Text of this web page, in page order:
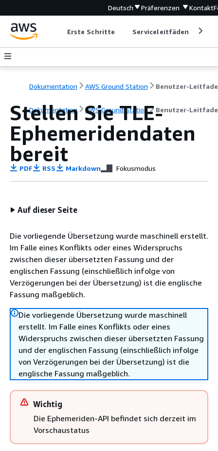
Deutsch Präferenzen Kontakt
Erste Schritte Serviceleitfäden
Dokumentation AWS Ground Station Benutzer-
Dokumentation AWS Ground Station Benutzer-
Stellen Sie TLE-
Ephemeridendaten
bereit
PDF RSS Markdown Fokusmodus
Auf dieser Seite
Die vorliegende Übersetzung wurde maschinell erstellt.
Im Falle eines Konflikts oder eines Widerspruchs
zwischen dieser übersetzten Fassung und der
englischen Fassung (einschließlich infolge von
Verzögerungen bei der Übersetzung) ist die englische
Fassung maßgeblich.
Die vorliegende Übersetzung wurde maschinell
erstellt. Im Falle eines Konflikts oder eines
Widerspruchs zwischen dieser übersetzten Fassung
und der englischen Fassung (einschließlich infolge
von Verzögerungen bei der Übersetzung) ist die
englische Fassung maßgeblich.
Wichtig
Die Ephemeriden-API befindet sich derzeit im
Vorschaustatus